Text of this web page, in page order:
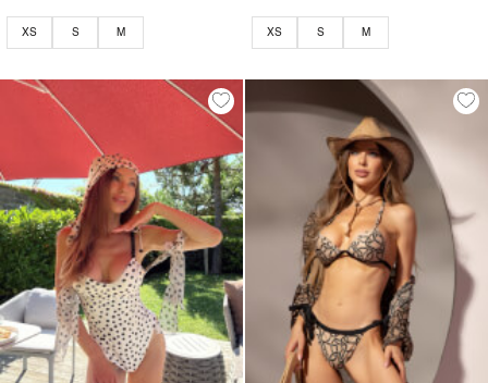
XS S M XS S M